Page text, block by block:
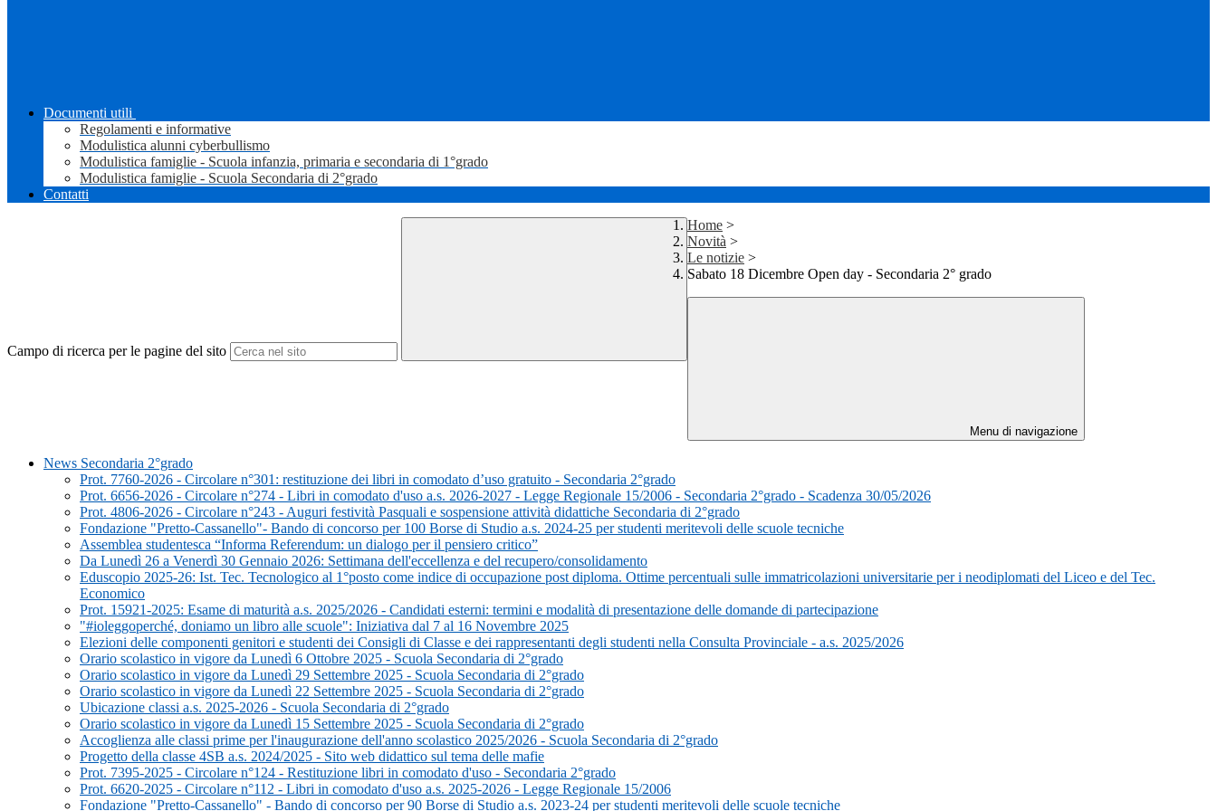
Documenti utili
Regolamenti e informative
Modulistica alunni cyberbullismo
Modulistica famiglie - Scuola infanzia, primaria e secondaria di 1°grado
Modulistica famiglie - Scuola Secondaria di 2°grado
Contatti
Campo di ricerca per le pagine del sito
Home >
Novità >
Le notizie >
Sabato 18 Dicembre Open day - Secondaria 2° grado
Menu di navigazione
News Secondaria 2°grado
Prot. 7760-2026 - Circolare n°301: restituzione dei libri in comodato d’uso gratuito - Secondaria 2°grado
Prot. 6656-2026 - Circolare n°274 - Libri in comodato d'uso a.s. 2026-2027 - Legge Regionale 15/2006 - Secondaria 2°grado - Scadenza 30/05/2026
Prot. 4806-2026 - Circolare n°243 - Auguri festività Pasquali e sospensione attività didattiche Secondaria di 2°grado
Fondazione "Pretto-Cassanello"- Bando di concorso per 100 Borse di Studio a.s. 2024-25 per studenti meritevoli delle scuole tecniche
Assemblea studentesca “Informa Referendum: un dialogo per il pensiero critico”
Da Lunedì 26 a Venerdì 30 Gennaio 2026: Settimana dell'eccellenza e del recupero/consolidamento
Eduscopio 2025-26: Ist. Tec. Tecnologico al 1°posto come indice di occupazione post diploma. Ottime percentuali sulle immatricolazioni universitarie per i neodiplomati del Liceo e del Tec.
Economico
Prot. 15921-2025: Esame di maturità a.s. 2025/2026 - Candidati esterni: termini e modalità di presentazione delle domande di partecipazione
"#ioleggoperché, doniamo un libro alle scuole": Iniziativa dal 7 al 16 Novembre 2025
Elezioni delle componenti genitori e studenti dei Consigli di Classe e dei rappresentanti degli studenti nella Consulta Provinciale - a.s. 2025/2026
Orario scolastico in vigore da Lunedì 6 Ottobre 2025 - Scuola Secondaria di 2°grado
Orario scolastico in vigore da Lunedì 29 Settembre 2025 - Scuola Secondaria di 2°grado
Orario scolastico in vigore da Lunedì 22 Settembre 2025 - Scuola Secondaria di 2°grado
Ubicazione classi a.s. 2025-2026 - Scuola Secondaria di 2°grado
Orario scolastico in vigore da Lunedì 15 Settembre 2025 - Scuola Secondaria di 2°grado
Accoglienza alle classi prime per l'inaugurazione dell'anno scolastico 2025/2026 - Scuola Secondaria di 2°grado
Progetto della classe 4SB a.s. 2024/2025 - Sito web didattico sul tema delle mafie
Prot. 7395-2025 - Circolare n°124 - Restituzione libri in comodato d'uso - Secondaria 2°grado
Prot. 6620-2025 - Circolare n°112 - Libri in comodato d'uso a.s. 2025-2026 - Legge Regionale 15/2006
Fondazione "Pretto-Cassanello" - Bando di concorso per 90 Borse di Studio a.s. 2023-24 per studenti meritevoli delle scuole tecniche